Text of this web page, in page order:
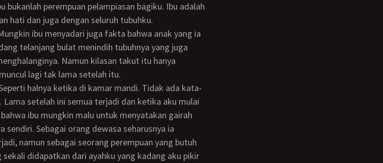
bukanlah perempuan pelampiasan bagiku. Ibu adalah
hati dan juga dengan seluruh tubuhku.
telanjang bulat menindih tubuhnya yang juga
Namun kilasan takut itu hanya
lagi tak lama setelah itu.
Lama setelah ini semua terjadi dan ketika aku mulai
ibu mungkin malu untuk menyatakan gairah
sendiri. Sebagai orang dewasa seharusnya ia
namun sebagai seorang perempuan yang butuh
sekali didapatkan dari ayahku yang kadang aku pikir